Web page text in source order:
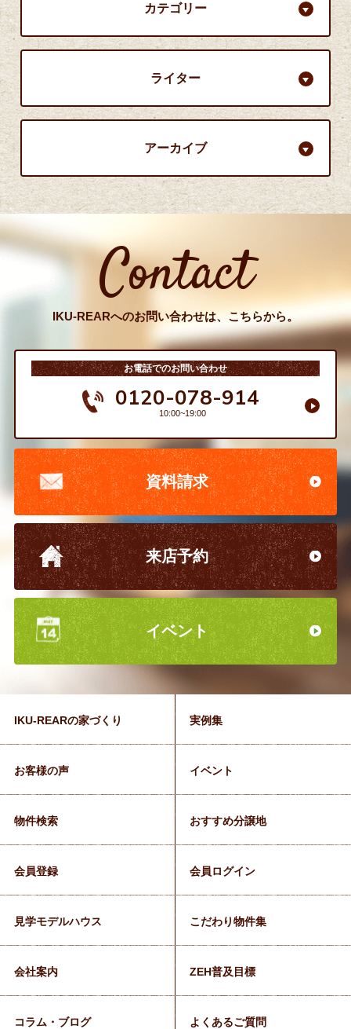
カテゴリー
ライター
アーカイブ
Contact
IKU-REARへのお問い合わせは、こちらから。
お電話でのお問い合わせ
0120-078-914
10:00~19:00
資料請求
来店予約
イベント
IKU-REARの家づくり 実例集
お客様の声 イベント
物件検索 おすすめ分譲地
会員登録 会員ログイン
見学モデルハウス こだわり物件集
会社案内 ZEH普及目標
コラム・ブログ よくあるご質問